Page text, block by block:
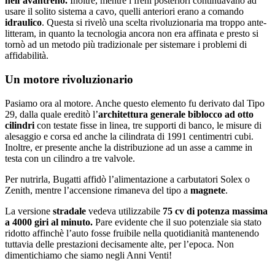
usare il solito sistema a cavo, quelli anteriori erano a comando
idraulico. Questa si rivelò una scelta rivoluzionaria ma troppo ante-
litteram, in quanto la tecnologia ancora non era affinata e presto si
tornò ad un metodo più tradizionale per sistemare i problemi di
affidabilità.
Un motore rivoluzionario
Pasiamo ora al motore. Anche questo elemento fu derivato dal Tipo
29, dalla quale ereditò l’architettura generale biblocco ad otto
cilindri con testate fisse in linea, tre supporti di banco, le misure di
alesaggio e corsa ed anche la cilindrata di 1991 centimentri cubi.
Inoltre, er presente anche la distribuzione ad un asse a camme in
testa con un cilindro a tre valvole.
Per nutrirla, Bugatti affidò l’alimentazione a carbutatori Solex o
Zenith, mentre l’accensione rimaneva del tipo a magnete.
La versione stradale vedeva utilizzabile 75 cv di potenza massima
a 4000 giri al minuto. Pare evidente che il suo potenziale sia stato
ridotto affinchè l’auto fosse fruibile nella quotidianità mantenendo
tuttavia delle prestazioni decisamente alte, per l’epoca. Non
dimentichiamo che siamo negli Anni Venti!